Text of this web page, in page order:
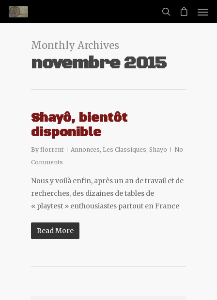
Monthly Archives
novembre 2015
Shayô, bientôt
disponible
By florrent Annonces, Les Classiques, Shayo
No
Comments
Nous y voilà enfin, après un an de travail et de
recherches, des dizaines de tables de
« playtest » enthousiastes partout en France
Read More